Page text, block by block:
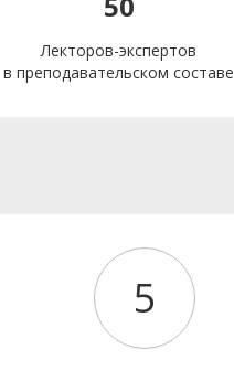
Лекторов-экспертов
в преподавательском составе
5